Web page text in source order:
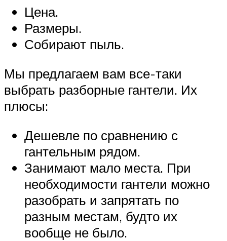
Цена.
Размеры.
Собирают пыль.
Мы предлагаем вам все-таки
выбрать разборные гантели. Их
плюсы:
Дешевле по сравнению с
гантельным рядом.
Занимают мало места. При
необходимости гантели можно
разобрать и запрятать по
разным местам, будто их
вообще не было.